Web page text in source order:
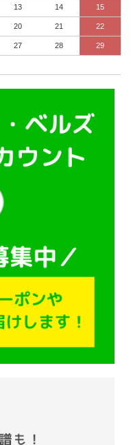
13 14 15
20 21 22
27 28 29